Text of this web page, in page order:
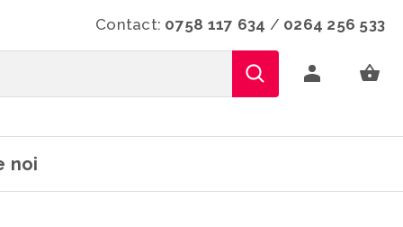
Contact: 0758 117 634 / 0264 256 533
noi